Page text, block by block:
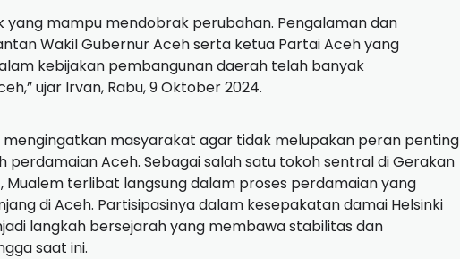
yang mampu mendobrak perubahan. Pengalaman dan
Wakil Gubernur Aceh serta ketua Partai Aceh yang
kebijakan pembangunan daerah telah banyak
ujar Irvan, Rabu, 9 Oktober 2024.
mengingatkan masyarakat agar tidak melupakan peran penting
perdamaian Aceh. Sebagai salah satu tokoh sentral di Gerakan
Mualem terlibat langsung dalam proses perdamaian yang
di Aceh. Partisipasinya dalam kesepakatan damai Helsinki
langkah bersejarah yang membawa stabilitas dan
saat ini.